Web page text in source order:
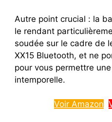
Autre point crucial : la
le rendant
soudée sur le cadre de
XX15 Bluetooth, et ne
pour vous permettre
intemporelle.
Voir Amazon